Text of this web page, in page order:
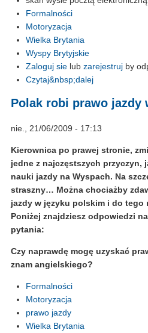
Formalności
Motoryzacja
Wielka Brytania
Wyspy Brytyjskie
Zaloguj sie lub zarejestruj by
Czytaj&nbsp;dalej
Polak robi prawo jazdy
nie., 21/06/2009 - 17:13
Kierownica po prawej stronie,
jedne z najczęstszych przyczyn,
nauki jazdy na Wyspach. Na
straszny… Można chociażby
jazdy w języku polskim i do tego
Poniżej znajdziesz odpowiedzi
pytania:
Czy naprawdę mogę uzyskać
znam angielskiego?
Formalności
Motoryzacja
prawo jazdy
Wielka Brytania